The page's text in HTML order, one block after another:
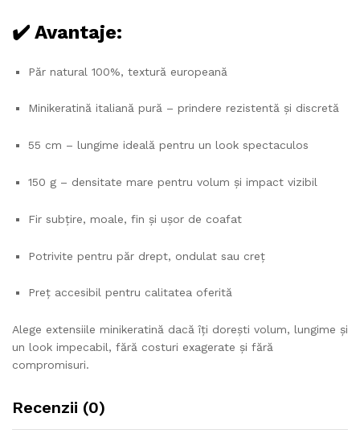
✔️ Avantaje:
Păr natural 100%, textură europeană
Minikeratină italiană pură – prindere rezistentă și discretă
55 cm – lungime ideală pentru un look spectaculos
150 g – densitate mare pentru volum și impact vizibil
Fir subțire, moale, fin și ușor de coafat
Potrivite pentru păr drept, ondulat sau creț
Preț accesibil pentru calitatea oferită
Alege extensiile minikeratină dacă îți dorești volum, lungime și
un look impecabil, fără costuri exagerate și fără
compromisuri.
Recenzii (0)